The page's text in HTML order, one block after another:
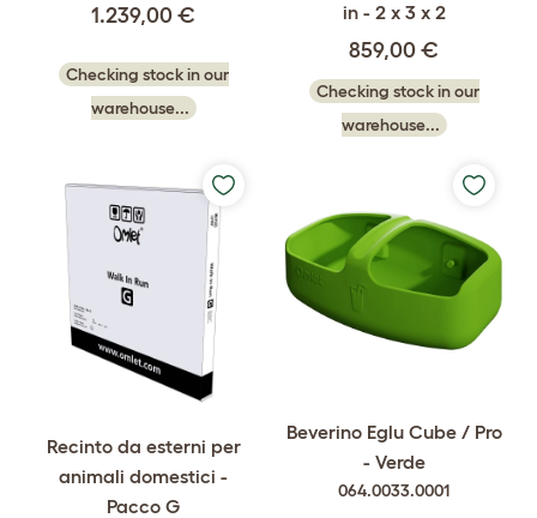
1.239,00 €
Checking stock in our
warehouse...
in - 2 x 3 x 2
859,00 €
Checking stock in our
warehouse...
Recinto da esterni per
animali domestici -
Pacco G
Beverino Eglu Cube / Pro
- Verde
064.0033.0001